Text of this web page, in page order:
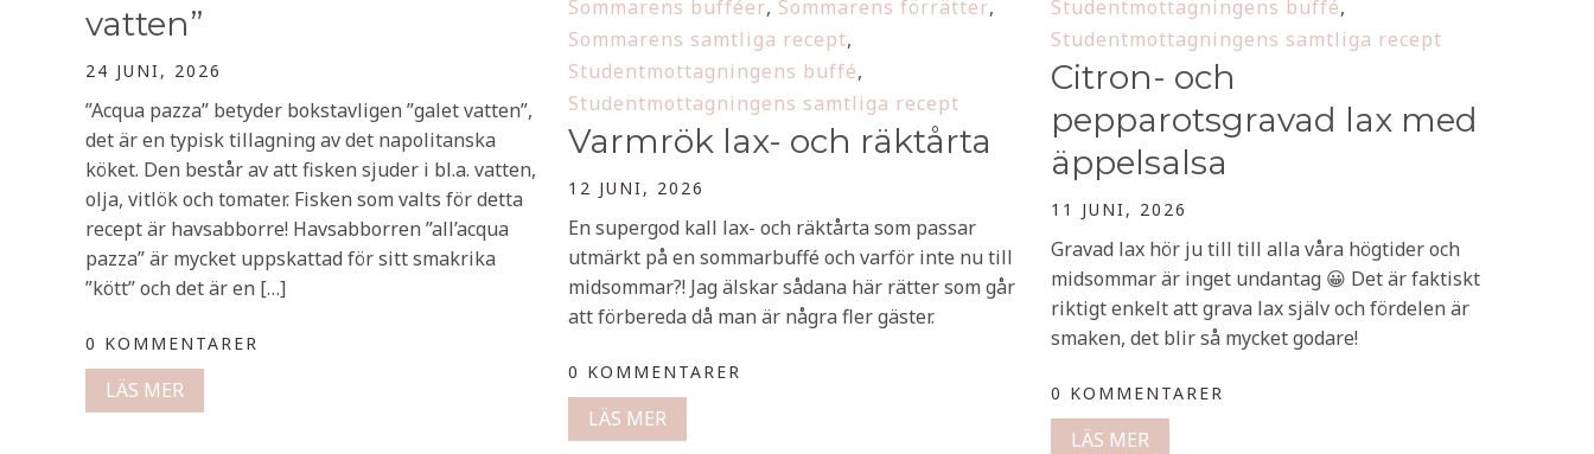
vatten”
24 JUNI, 2026
”Acqua pazza” betyder bokstavligen ”galet vatten”,
det är en typisk tillagning av det napolitanska
köket. Den består av att fisken sjuder i bl.a. vatten,
olja, vitlök och tomater. Fisken som valts för detta
recept är havsabborre! Havsabborren ”all’acqua
pazza” är mycket uppskattad för sitt smakrika
”kött” och det är en […]
0 KOMMENTARER
LÄS MER
Sommarens bufféer, Sommarens förrätter,
Sommarens samtliga recept,
Studentmottagningens buffé,
Studentmottagningens samtliga recept
Varmrök lax- och räktårta
12 JUNI, 2026
En supergod kall lax- och räktårta som passar
utmärkt på en sommarbuffé och varför inte nu till
midsommar?! Jag älskar sådana här rätter som går
att förbereda då man är några fler gäster.
0 KOMMENTARER
LÄS MER
Studentmottagningens buffé,
Studentmottagningens samtliga recept
Citron- och
pepparotsgravad lax med
äppelsalsa
11 JUNI, 2026
Gravad lax hör ju till till alla våra högtider och
midsommar är inget undantag 😀 Det är faktiskt
riktigt enkelt att grava lax själv och fördelen är
smaken, det blir så mycket godare!
0 KOMMENTARER
LÄS MER